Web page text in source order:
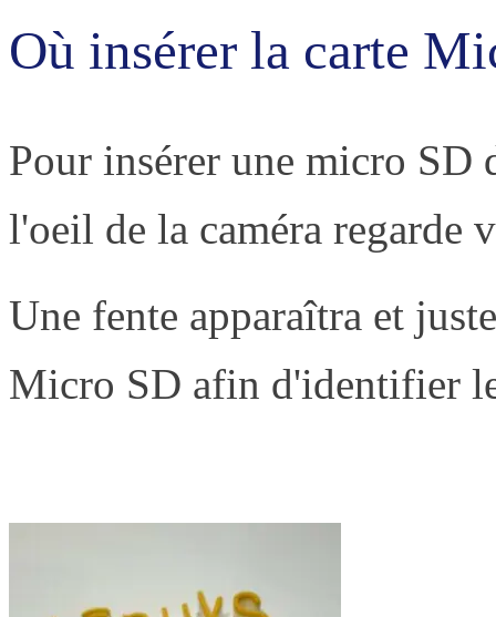
Où insérer la carte
Pour insérer une micro SD
l'oeil de la caméra regarde
Une fente apparaîtra et
Micro SD afin d'identifier